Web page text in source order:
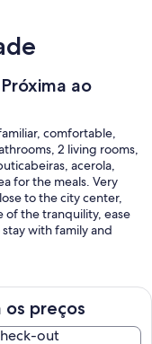
ao
comfortable,
2 living rooms,
acerola,
for the meals. Very
to the city center,
of the tranquility, ease
with family and
preços
out